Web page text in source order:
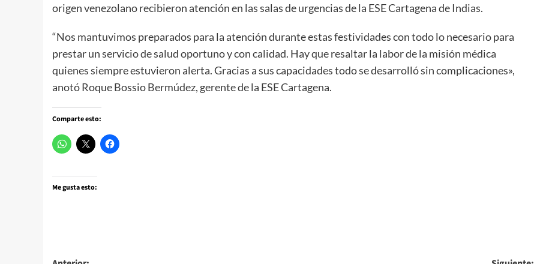
origen venezolano recibieron atención en las salas de urgencias de la ESE Cartagena de Indias.
“Nos mantuvimos preparados para la atención durante estas festividades con todo lo necesario para
prestar un servicio de salud oportuno y con calidad. Hay que resaltar la labor de la misión médica
quienes siempre estuvieron alerta. Gracias a sus capacidades todo se desarrolló sin complicaciones»,
anotó Roque Bossio Bermúdez, gerente de la ESE Cartagena.
Comparte esto:
Me gusta esto: